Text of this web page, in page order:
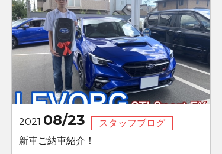
2021 08/23
スタッフブログ
新車ご納車紹介！